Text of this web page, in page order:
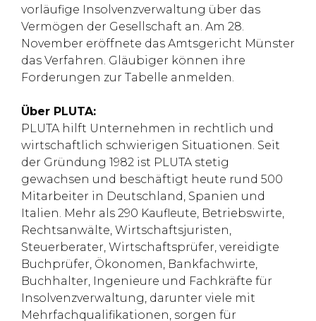
vorläufige Insolvenzverwaltung über das
Vermögen der Gesellschaft an. Am 28.
November eröffnete das Amtsgericht Münster
das Verfahren. Gläubiger können ihre
Forderungen zur Tabelle anmelden.
Über PLUTA:
PLUTA hilft Unternehmen in rechtlich und
wirtschaftlich schwierigen Situationen. Seit
der Gründung 1982 ist PLUTA stetig
gewachsen und beschäftigt heute rund 500
Mitarbeiter in Deutschland, Spanien und
Italien. Mehr als 290 Kaufleute, Betriebswirte,
Rechtsanwälte, Wirtschaftsjuristen,
Steuerberater, Wirtschaftsprüfer, vereidigte
Buchprüfer, Ökonomen, Bankfachwirte,
Buchhalter, Ingenieure und Fachkräfte für
Insolvenzverwaltung, darunter viele mit
Mehrfachqualifikationen, sorgen für